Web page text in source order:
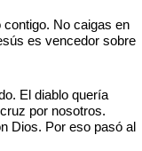
contigo. No caigas en
es vencedor sobre
El diablo quería
por nosotros.
Dios. Por eso pasó al